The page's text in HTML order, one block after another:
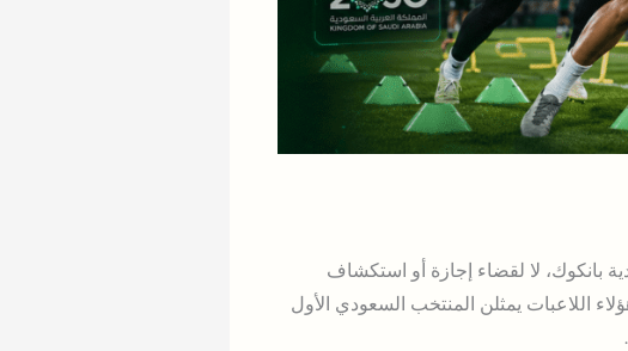
سعودية إلى العاصمة التايلندية بانكوك، لا لقضاء إجازة أو استكشاف
اللاعبات يمثلن المنتخب السعودي الأول